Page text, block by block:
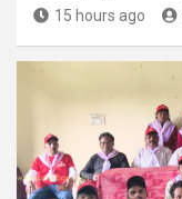
15 hours ago